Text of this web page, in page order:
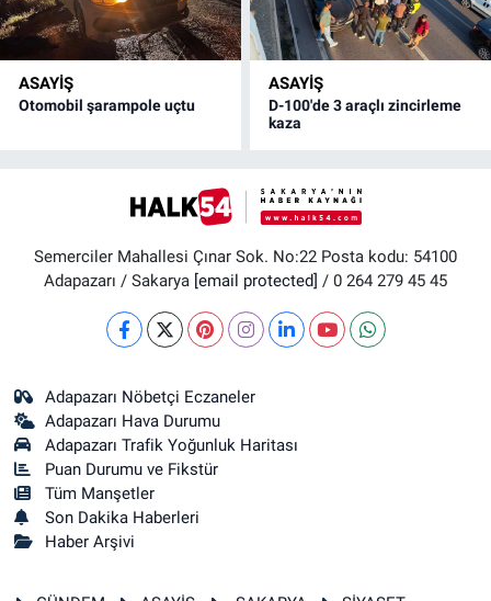
ASAYİŞ
Otomobil şarampole uçtu
ASAYİŞ
D-100'de 3 araçlı zincirleme
kaza
Semerciler Mahallesi Çınar Sok. No:22 Posta kodu: 54100
Adapazarı / Sakarya [email protected] / 0 264 279 45 45
Adapazarı Nöbetçi Eczaneler
Adapazarı Hava Durumu
Adapazarı Trafik Yoğunluk Haritası
Puan Durumu ve Fikstür
Tüm Manşetler
Son Dakika Haberleri
Haber Arşivi